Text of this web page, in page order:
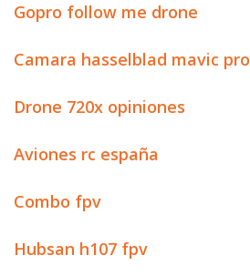
Gopro follow me drone
Camara hasselblad mavic pro
Drone 720x opiniones
Aviones rc españa
Combo fpv
Hubsan h107 fpv